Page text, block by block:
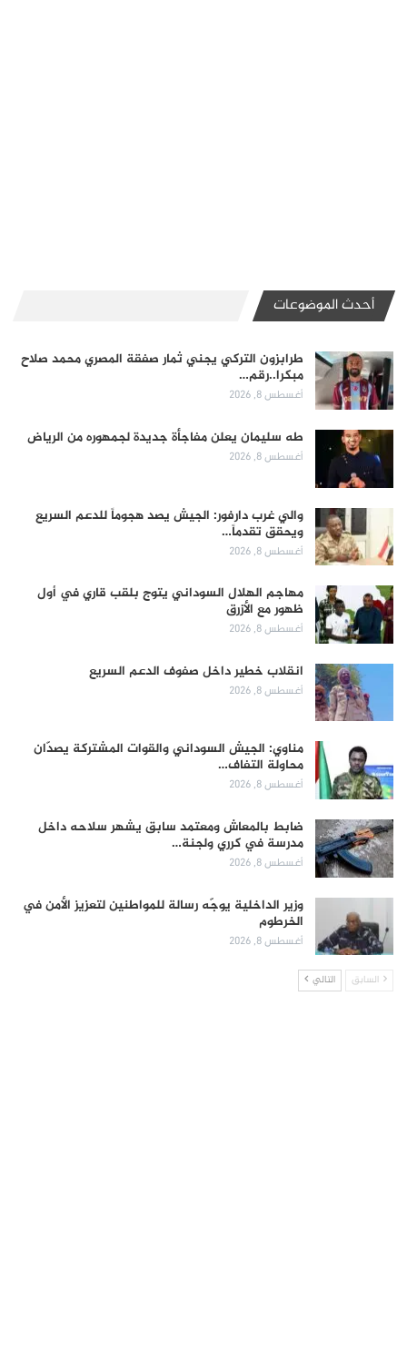
أحدث الموضوعات
طرابزون التركي يجني ثمار صفقة المصري محمد صلاح
مبكرا..رقم…
أغسطس 8, 2026
طه سليمان يعلن مفاجأة جديدة لجمهوره من الرياض
أغسطس 8, 2026
والي غرب دارفور: الجيش يصد هجوماً للدعم السريع
ويحقق تقدماً…
أغسطس 8, 2026
مهاجم الهلال السوداني يتوج بلقب قاري في أول
ظهور مع الأزرق
أغسطس 8, 2026
انقلاب خطير داخل صفوف الدعم السريع
أغسطس 8, 2026
مناوي: الجيش السوداني والقوات المشتركة يصدّان
محاولة التفاف…
أغسطس 8, 2026
ضابط بالمعاش ومعتمد سابق يشهر سلاحه داخل
مدرسة في كرري ولجنة…
أغسطس 8, 2026
وزير الداخلية يوجّه رسالة للمواطنين لتعزيز الأمن في
الخرطوم
أغسطس 8, 2026
السابق التالي